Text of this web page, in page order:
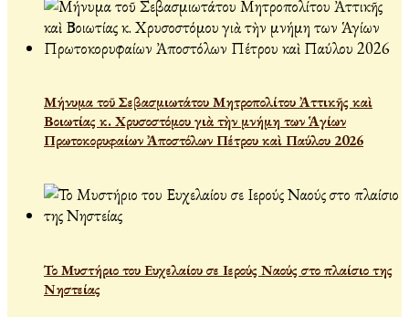
Μήνυμα τοῦ Σεβασμιωτάτου Μητροπολίτου Ἀττικῆς καὶ
Βοιωτίας κ. Χρυσοστόμου γιὰ τὴν μνήμη των Ἁγίων
Πρωτοκορυφαίων Ἀποστόλων Πέτρου καὶ Παύλου 2026
Το Μυστήριο του Ευχελαίου σε Ιερούς Ναούς στο πλαίσιο της
Νηστείας